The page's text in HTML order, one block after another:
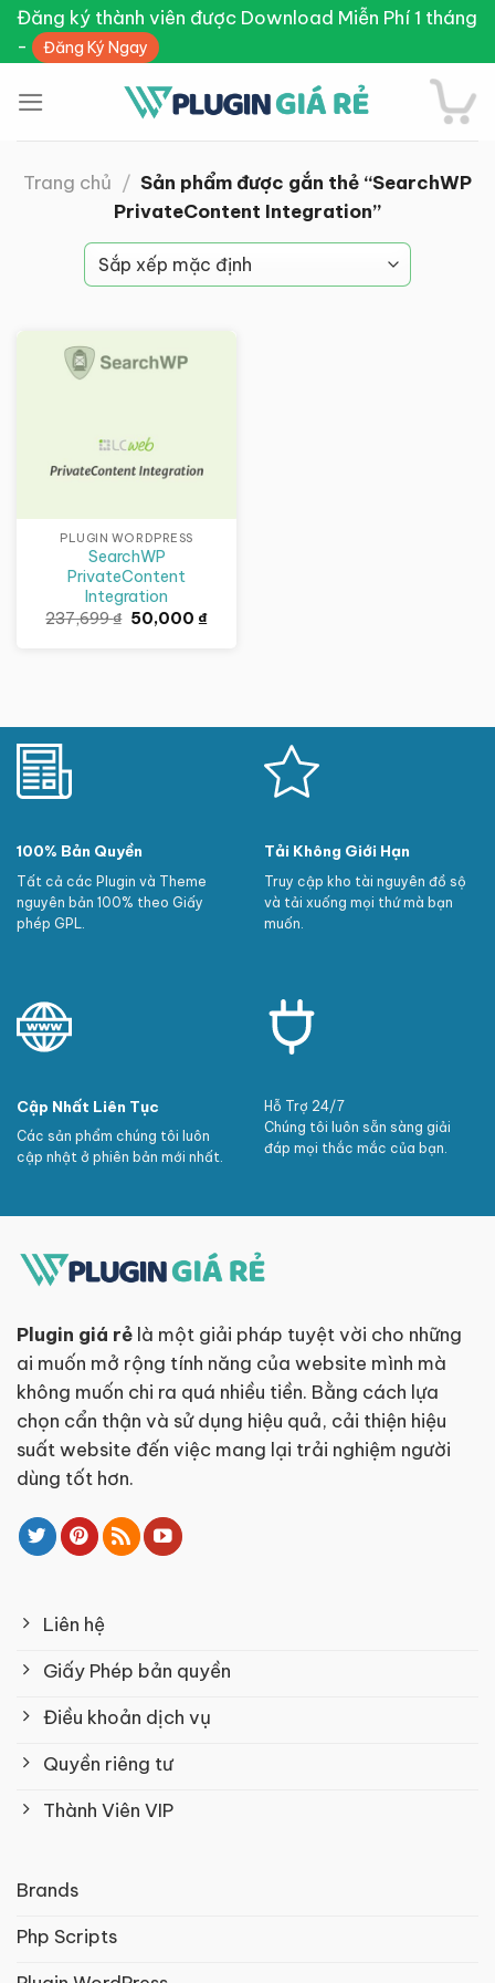
Skip
content
Đăng ký thành viên được Download Miễn Phí 1 tháng
-
Đăng Ký Ngay
Trang chủ / Sản phẩm được gắn thẻ “SearchWP
PrivateContent Integration”
Giảm giá!
PLUGIN WORDPRESS
SearchWP
PrivateContent
Integration
237,699₫ Giá
gốc
50,000 ₫Giá
100% Bản Quyền
Tất cả các Plugin và Theme
nguyên bản 100% theo Giấy
phép GPL.
Tải Không Giới Hạn
Truy cập kho tài nguyên đồ sộ
và tải xuống mọi thứ mà bạn
muốn.
Cập Nhất Liên Tục
Các sản phẩm chúng tôi luôn
cập nhật ở phiên bản mới nhất.
Hỗ Trợ 24/7
Chúng tôi luôn sẵn sàng giải
đáp mọi thắc mắc của bạn.
Plugin giá rẻ là một giải pháp tuyệt vời cho những
ai muốn mở rộng tính năng của website mình mà
không muốn chi ra quá nhiều tiền. Bằng cách lựa
chọn cẩn thận và sử dụng hiệu quả, cải thiện hiệu
suất website đến việc mang lại trải nghiệm người
dùng tốt hơn.
Liên hệ
Giấy Phép bản quyền
Điều khoản dịch vụ
Quyền riêng tư
Thành Viên VIP
Brands
Php Scripts